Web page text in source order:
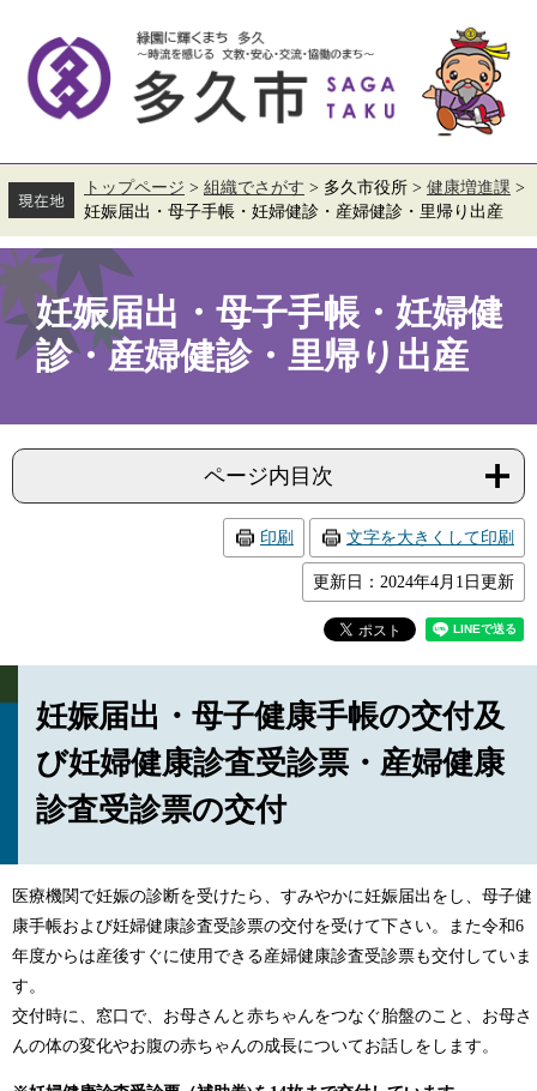
す。
し
て
へ
トップページ > 組織でさがす > 多久市役所 > 健康増進課 >
妊娠届出・母子手帳・妊婦健診・産婦健診・里帰り出産
本
文
妊娠届出・母子手帳・妊婦健
診・産婦健診・里帰り出産
ページ内目次
印刷 文字を大きくして印刷
更新日：2024年4月1日更新
妊娠届出・母子健康手帳の交付及
び妊婦健康診査受診票・産婦健康
診査受診票の交付
医療機関で妊娠の診断を受けたら、すみやかに妊娠届出をし、母子健
康手帳および妊婦健康診査受診票の交付を受けて下さい。また令和6
年度からは産後すぐに使用できる産婦健康診査受診票も交付していま
す。
交付時に、窓口で、お母さんと赤ちゃんをつなぐ胎盤のこと、お母さ
んの体の変化やお腹の赤ちゃんの成長についてお話しをします。